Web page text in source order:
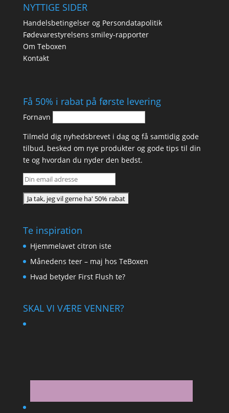
NYTTIGE SIDER
Handelsbetingelser og Persondatapolitik
Fødevarestyrelsens smiley-rapporter
Om Teboxen
Kontakt
Få 50% i rabat på første levering
Fornavn
Tilmeld dig nyhedsbrevet i dag og få samtidig gode
tilbud, besked om nye produkter og gode tips til din
te og hvordan du nyder den bedst.
Te inspiration
Hjemmelavet citron iste
Månedens teer – maj hos TeBoxen
Hvad betyder First Flush te?
SKAL VI VÆRE VENNER?